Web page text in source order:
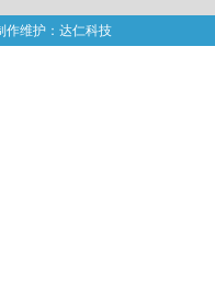
作维护：达仁科技